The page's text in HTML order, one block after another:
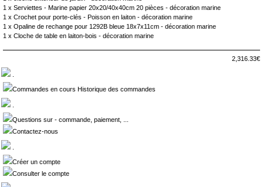
1 x Serviettes - Marine papier 20x20/40x40cm 20 pièces - décoration marine
1 x Crochet pour porte-clés - Poisson en laiton - décoration marine
1 x Opaline de rechange pour 1292B bleue 18x7x11cm - décoration marine
1 x Cloche de table en laiton-bois - décoration marine
2,316.33€
Commandes en cours Historique des commandes
Questions sur - commande, paiement, ...
Contactez-nous
Créer un compte
Consulter le compte